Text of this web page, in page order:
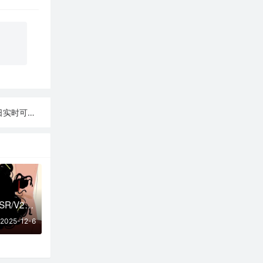
时可用
12月06日更新：SSR/V2Ray/Clash可用节点48条分享
2025-12-6